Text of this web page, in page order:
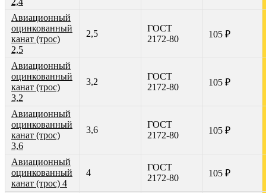
Авиационный
оцинкованный
канат (трос)
2,5
2,5
ГОСТ
2172-80
105 ₽
Авиационный
оцинкованный
канат (трос)
3,2
3,2
ГОСТ
2172-80
105 ₽
Авиационный
оцинкованный
канат (трос)
3,6
3,6
ГОСТ
2172-80
105 ₽
Авиационный
оцинкованный
канат (трос) 4
4
ГОСТ
2172-80
105 ₽